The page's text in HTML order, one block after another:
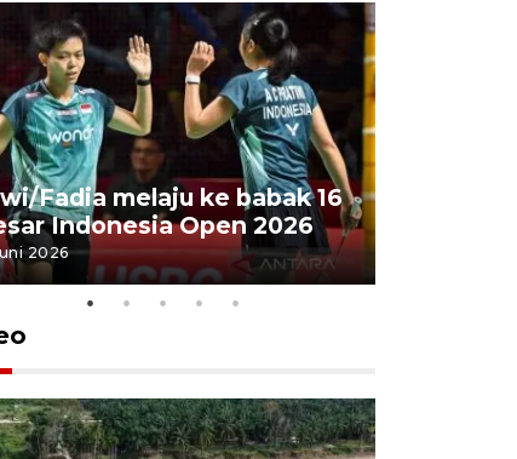
Fadia melaju ke babak 16
Indonesia Open 2026
2026